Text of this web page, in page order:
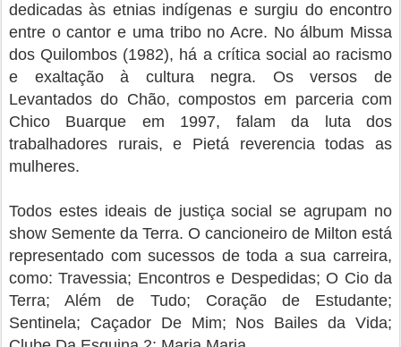
dedicadas às etnias indígenas e surgiu do encontro
entre o cantor e uma tribo no Acre. No álbum Missa
dos Quilombos (1982), há a crítica social ao racismo
e exaltação à cultura negra. Os versos de
Levantados do Chão, compostos em parceria com
Chico Buarque em 1997, falam da luta dos
trabalhadores rurais, e Pietá reverencia todas as
mulheres.
Todos estes ideais de justiça social se agrupam no
show Semente da Terra. O cancioneiro de Milton está
representado com sucessos de toda a sua carreira,
como: Travessia; Encontros e Despedidas; O Cio da
Terra; Além de Tudo; Coração de Estudante;
Sentinela; Caçador De Mim; Nos Bailes da Vida;